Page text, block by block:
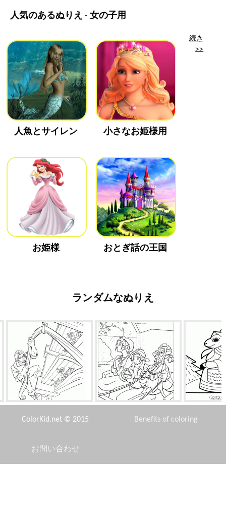
人気のあるぬりえ - 女の子用
人魚とサイレン 小さなお姫様用
お姫様 おとぎ話の王国
続き
>>
ランダムなぬりえ
フリントップに登ります 宿の終了 ヤ
ColorKid.net © 2015 Benefits of coloring
お問い合わせ